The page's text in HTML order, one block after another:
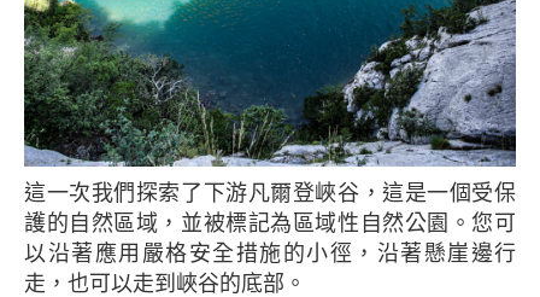
這一次我們探索了下游凡爾登峽谷，這是一個受保
護的自然區域，並被標記為區域性自然公園。您可
以沿著應用嚴格安全措施的小徑，沿著懸崖邊行
走，也可以走到峽谷的底部。